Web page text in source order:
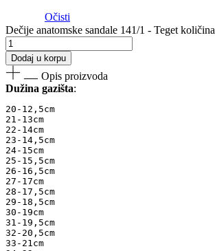
Očisti
Dečije anatomske sandale 141/1 - Teget količina
Dodaj u korpu
Opis proizvoda
Dužina gazišta:
20-12,5cm
21-13cm
22-14cm
23-14,5cm
24-15cm
25-15,5cm
26-16,5cm
27-17cm
28-17,5cm
29-18,5cm
30-19cm
31-19,5cm
32-20,5cm
33-21cm